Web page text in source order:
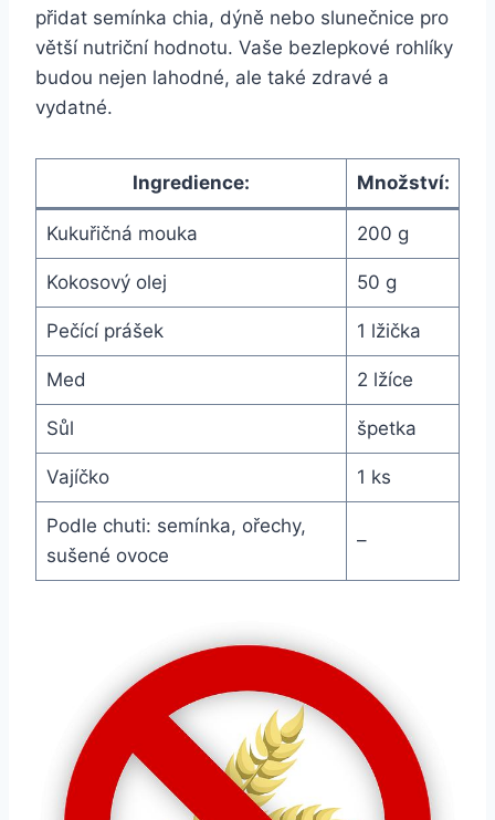
přidat semínka chia, dýně nebo slunečnice pro
větší nutriční hodnotu. Vaše bezlepkové rohlíky
budou nejen lahodné, ale také zdravé a
vydatné.
Ingredience: Množství:
Kukuřičná mouka 200 g
Kokosový olej 50 g
Pečící prášek 1 lžička
Med 2 lžíce
Sůl špetka
Vajíčko 1 ks
Podle chuti: semínka, ořechy,
sušené ovoce
–